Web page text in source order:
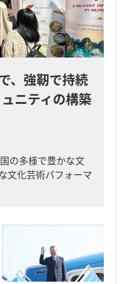
、強靭で持続
ニティの構築
の多様で豊かな文
文化芸術パフォーマ